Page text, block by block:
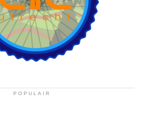
POPULAIR